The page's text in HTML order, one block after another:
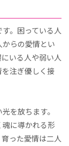
。困っている人
らの愛情とい
いる人や弱い人
注ぎ優しく接
を放ちます。
に導かれる形
った愛情は二人